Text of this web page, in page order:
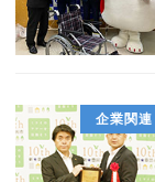
企業関連